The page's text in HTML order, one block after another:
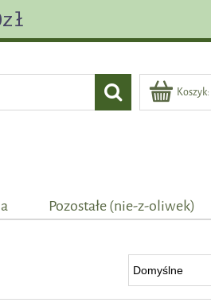
Koszyk:
Pozostałe (nie-z-oliwek)